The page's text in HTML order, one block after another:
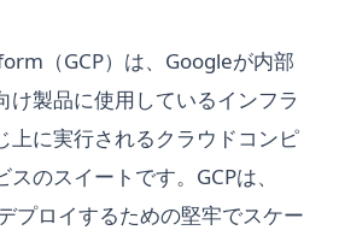
（GCP）は、Googleが内部
け製品に使用しているインフラ
上に実行されるクラウドコンピ
のスイートです。GCPは、
プロイするための堅牢でスケー